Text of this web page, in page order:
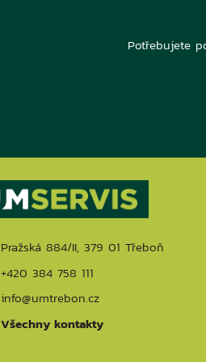
Potřebujete
Pražská 884/II, 379 01 Třeboň
+420 384 758 111
info@umtrebon.cz
Všechny kontakty